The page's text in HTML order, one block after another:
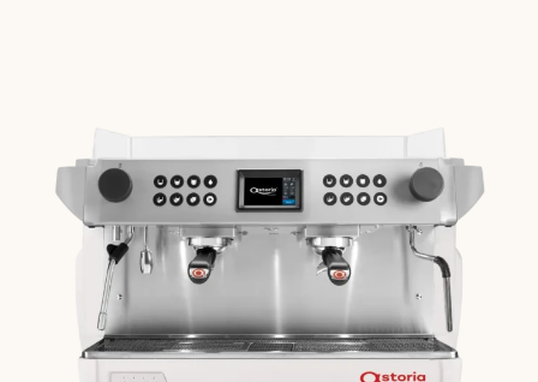
Touch дисплей для настроек
параметров работы
LED освещение групп и кнопок
Детальнее